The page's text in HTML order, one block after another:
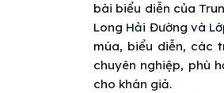
bài biểu diễn của
Long Hải Đường và
múa, biểu diễn, các
chuyên nghiệp, phù
cho khán giả.